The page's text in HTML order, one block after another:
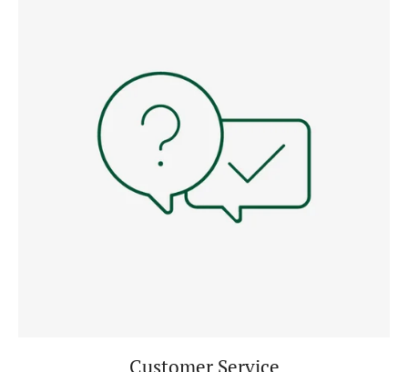
Customer Service